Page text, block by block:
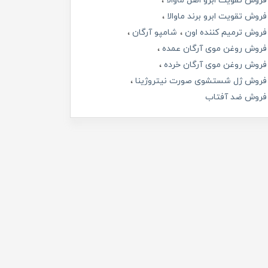
فروش تقویت ابرو برند ماوالا
فروش ترمیم کننده اون
شامپو آرگان
فروش روغن موی آرگان عمده
فروش روغن موی آرگان خرده
فروش ژل شستشوی صورت نیتروژینا
فروش ضد آفتاب